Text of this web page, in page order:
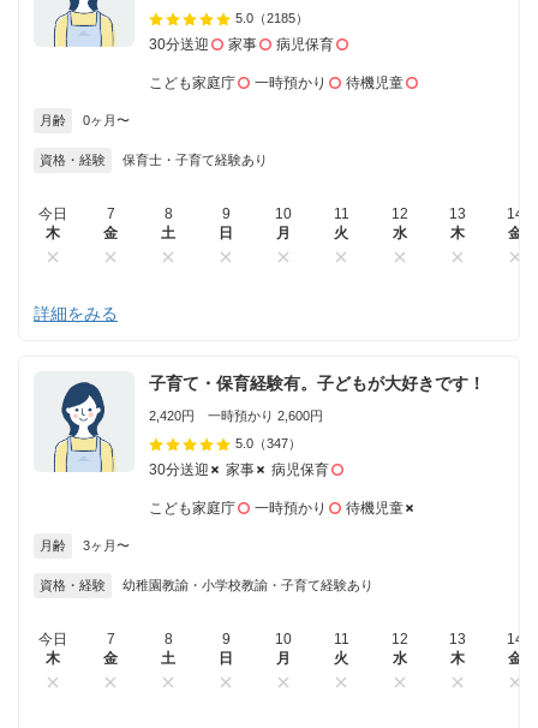
5.0 （2185）
30分送迎 家事 病児保育
こども家庭庁 一時預かり 待機児童
月齢 0ヶ月〜
資格・経験 保育士・子育て経験あり
今日
木
7
金
8
土
9
日
10
月
11
火
12
水
13
木
14
金
詳細をみる
子育て・保育経験有。子どもが大好きです！
2,420円 一時預かり 2,600円
5.0 （347）
30分送迎 家事 病児保育
こども家庭庁 一時預かり 待機児童
月齢 3ヶ月〜
資格・経験 幼稚園教諭・小学校教諭・子育て経験あり
今日
木
7
金
8
土
9
日
10
月
11
火
12
水
13
木
14
金